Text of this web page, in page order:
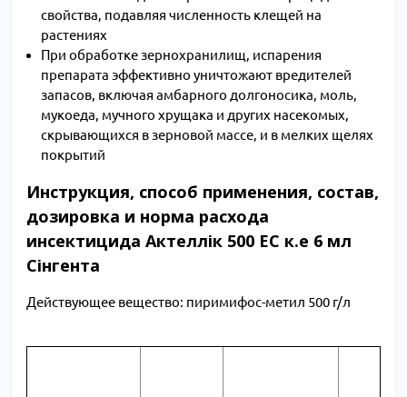
свойства, подавляя численность клещей на
растениях
При обработке зернохранилищ, испарения
препарата эффективно уничтожают вредителей
запасов, включая амбарного долгоносика, моль,
мукоеда, мучного хрущака и других насекомых,
скрывающихся в зерновой массе, и в мелких щелях
покрытий
Инструкция, способ применения, состав,
дозировка и норма расхода
инсектицида Актеллік 500 EC к.е 6 мл
Сінгента
Действующее вещество: пиримифос-метил 500 г/л